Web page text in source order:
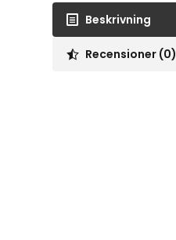
Beskrivning
Recensioner (0)